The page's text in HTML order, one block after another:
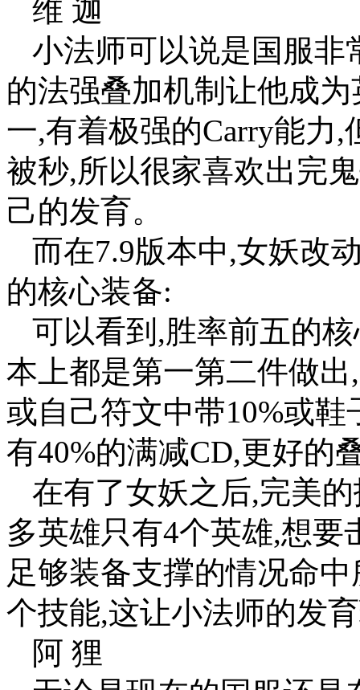
维 迦
小法师可以说是国服非
的法强叠加机制让他成
一,有着极强的Carry能力
被秒,所以很家喜欢出完
己的发育。
而在7.9版本中,女妖改
的核心装备:
可以看到,胜率前五的
本上都是第一第二件做出
或自己符文中带10%或
有40%的满减CD,更好的
在有了女妖之后,完美
多英雄只有4个英雄,想
足够装备支撑的情况命
个技能,这让小法师的发
阿 狸